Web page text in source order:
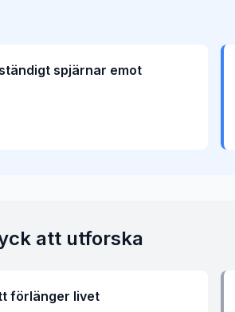
spjärnar emot
att utforska
förlänger livet